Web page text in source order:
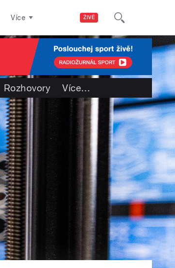
ŽIVĚ
Více
Rozhovory Více…